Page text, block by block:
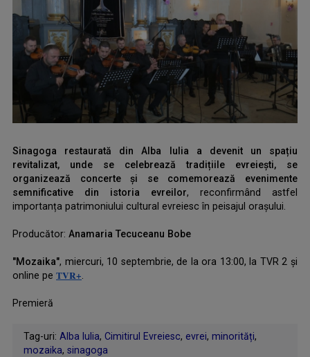
Sinagoga restaurată din Alba Iulia a devenit un spațiu
revitalizat, unde se celebrează tradițiile evreiești, se
organizează concerte și se comemorează evenimente
semnificative din istoria evreilor, reconfirmând astfel
importanța patrimoniului cultural evreiesc în peisajul orașului.
Producător: Anamaria Tecuceanu Bobe
"Mozaika", miercuri, 10 septembrie, de la ora 13:00, la TVR 2 și
online pe TVR+.
Premieră
Tag-uri: Alba Iulia, Cimitirul Evreiesc, evrei, minorități,
mozaika, sinagoga